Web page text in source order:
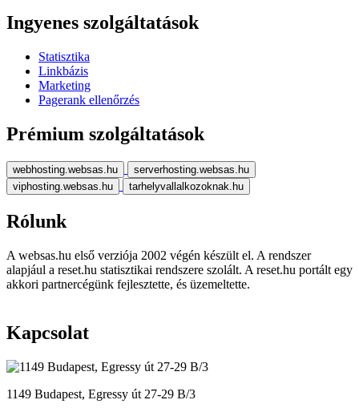
Ingyenes szolgáltatások
Statisztika
Linkbázis
Marketing
Pagerank ellenőrzés
Prémium szolgáltatások
webhosting.websas.hu
serverhosting.websas.hu
viphosting.websas.hu
tarhelyvallalkozoknak.hu
Rólunk
A websas.hu első verziója 2002 végén készült el. A rendszer
alapjául a reset.hu statisztikai rendszere szolált. A reset.hu portált egy
akkori partnercégünk fejlesztette, és üzemeltette.
Kapcsolat
1149 Budapest, Egressy út 27-29 B/3